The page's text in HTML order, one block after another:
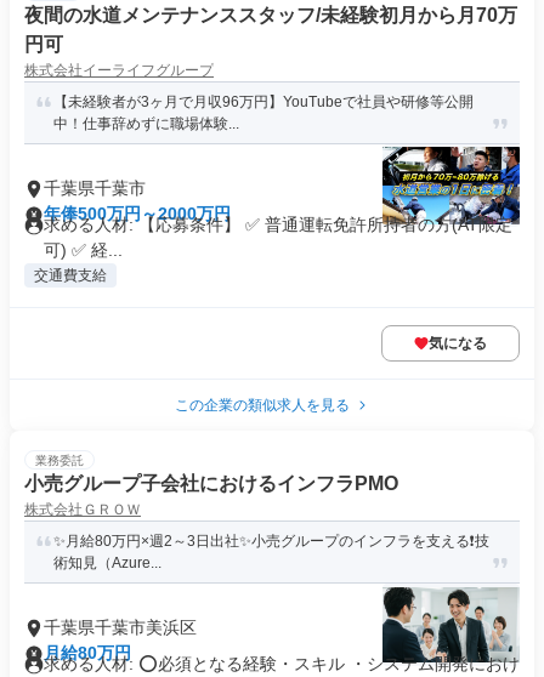
夜間の水道メンテナンススタッフ/未経験初月から月70万
円可
株式会社イーライフグループ
【未経験者が3ヶ月で月収96万円】YouTubeで社員や研修等公開
中！仕事辞めずに職場体験...
千葉県千葉市
年俸500万円～2000万円
求める人材: 【応募条件】 ✅ 普通運転免許所持者の方(AT限定
可) ✅ 経...
交通費支給
気になる
この企業の類似求人を見る
業務委託
小売グループ子会社におけるインフラPMO
株式会社ＧＲＯＷ
✨️月給80万円×週2～3日出社✨️小売グループのインフラを支える❗️技
術知見（Azure...
千葉県千葉市美浜区
月給80万円
求める人材: ⭕️必須となる経験・スキル ・システム開発におけ